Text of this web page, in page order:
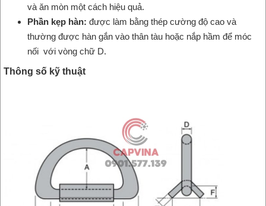
và ăn mòn một cách hiệu quả.
Phần kẹp hàn: được làm bằng thép cường độ cao và
thường được hàn gắn vào thân tàu hoặc nắp hầm để móc
nối với vòng chữ D.
​Thông số kỹ thuật